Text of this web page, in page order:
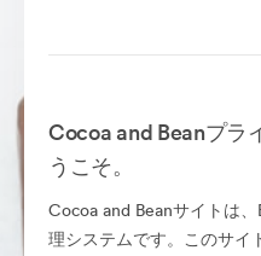
Cocoa and Beanプラ
うこそ。
Cocoa and Beanサイトは
理システムです。このサイ